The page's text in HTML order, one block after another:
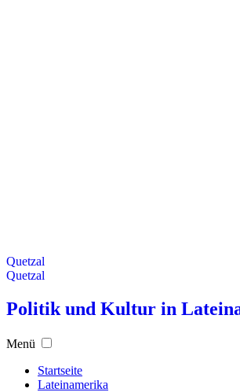
Quetzal
Quetzal
Politik und Kultur in
Menü
Startseite
Lateinamerika